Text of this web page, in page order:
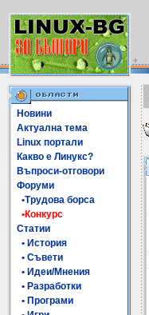
Новини
Актуална тема
Linux портали
Какво е Линукс?
Въпроси-отговори
Форуми
•Трудова борса
•Конкурс
Статии
• История
• Съвети
• Идеи/Мнения
• Разработки
• Програми